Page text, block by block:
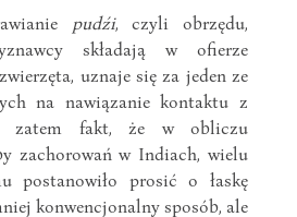
pudźi, czyli obrzędu,
składają w ofierze
uznaje się za jeden ze
na nawiązanie kontaktu z
zatem fakt, że w obliczu
zachorowań w Indiach, wielu
postanowiło prosić o łaskę
konwencjonalny sposób, ale